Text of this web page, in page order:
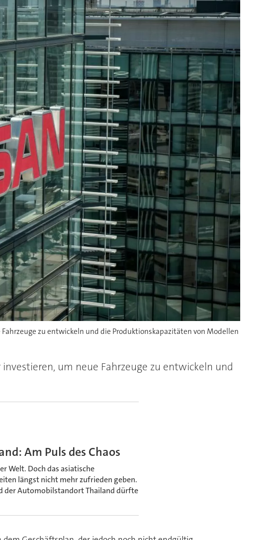
zu entwickeln und die Produktionskapazitäten von Modellen
um neue Fahrzeuge zu entwickeln und
Am Puls des Chaos
Welt. Doch das asiatische
längst nicht mehr zufrieden geben.
der Automobilstandort Thailand dürfte